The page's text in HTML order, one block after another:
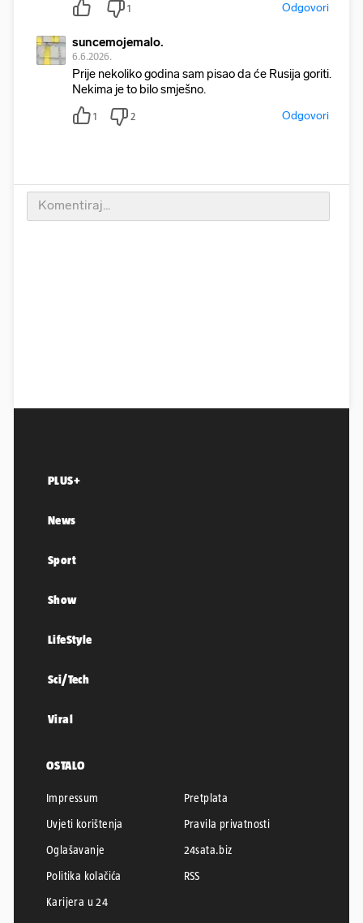
1 Odgovori
suncemojemalo.
6.6.2026.
Prije nekoliko godina sam pisao da će Rusija goriti.
Nekima je to bilo smješno.
1 2 Odgovori
PLUS+
News
Sport
Show
LifeStyle
Sci/Tech
Viral
OSTALO
Impressum
Pretplata
Uvjeti korištenja
Pravila privatnosti
Oglašavanje
24sata.biz
Politika kolačića
RSS
Karijera u 24